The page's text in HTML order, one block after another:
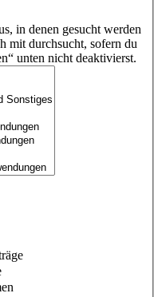
in denen gesucht werden
mit durchsucht, sofern du
unten nicht deaktivierst.